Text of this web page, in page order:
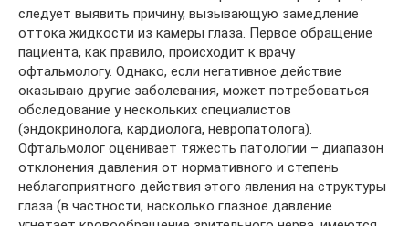
следует выявить причину, вызывающую замедление
оттока жидкости из камеры глаза. Первое обращение
пациента, как правило, происходит к врачу
офтальмологу. Однако, если негативное действие
оказываю другие заболевания, может потребоваться
обследование у нескольких специалистов
(эндокринолога, кардиолога, невропатолога).
Офтальмолог оценивает тяжесть патологии – диапазон
отклонения давления от нормативного и степень
неблагоприятного действия этого явления на структуры
глаза (в частности, насколько глазное давление